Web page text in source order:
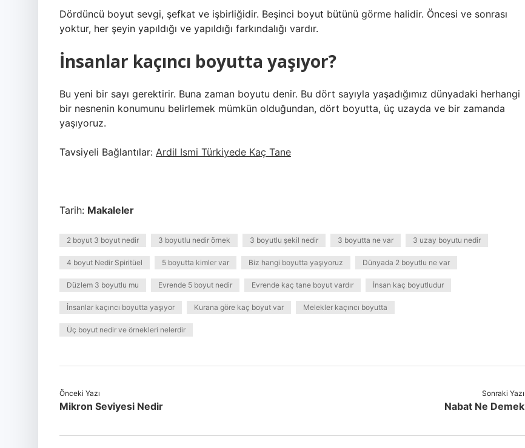
Dördüncü boyut sevgi, şefkat ve işbirliğidir. Beşinci boyut bütünü görme halidir. Öncesi ve sonrası
yoktur, her şeyin yapıldığı ve yapıldığı farkındalığı vardır.
İnsanlar kaçıncı boyutta yaşıyor?
Bu yeni bir sayı gerektirir. Buna zaman boyutu denir. Bu dört sayıyla yaşadığımız dünyadaki herhangi
bir nesnenin konumunu belirlemek mümkün olduğundan, dört boyutta, üç uzayda ve bir zamanda
yaşıyoruz.
Tavsiyeli Bağlantılar: Ardil Ismi Türkiyede Kaç Tane
Tarih: Makaleler
2 boyut 3 boyut nedir 3 boyutlu nedir örnek 3 boyutlu şekil nedir 3 boyutta ne var 3 uzay boyutu nedir
4 boyut Nedir Spiritüel 5 boyutta kimler var Biz hangi boyutta yaşıyoruz Dünyada 2 boyutlu ne var
Düzlem 3 boyutlu mu Evrende 5 boyut nedir Evrende kaç tane boyut vardır İnsan kaç boyutludur
İnsanlar kaçıncı boyutta yaşıyor Kurana göre kaç boyut var Melekler kaçıncı boyutta
Üç boyut nedir ve örnekleri nelerdir
Önceki Yazı
Mikron Seviyesi Nedir
Sonraki Yazı
Nabat Ne Demek